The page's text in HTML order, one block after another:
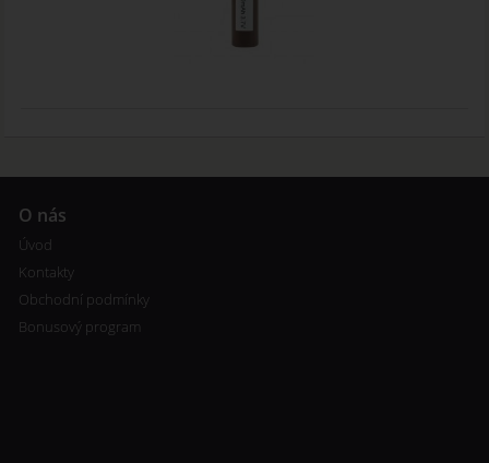
O nás
Úvod
Kontakty
Obchodní podmínky
Bonusový program